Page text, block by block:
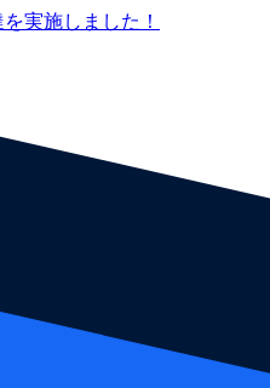
実施しました！